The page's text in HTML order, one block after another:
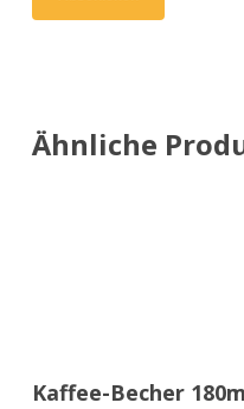
Ähnliche
In den Warenkorb
Kaffee-Becher